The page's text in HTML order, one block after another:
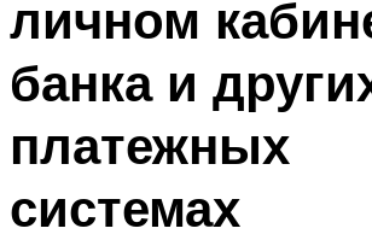
личном
банка и
платежных
системах